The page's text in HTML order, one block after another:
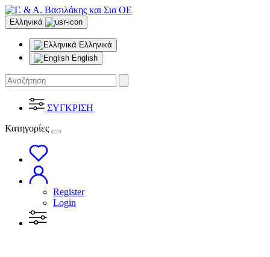
Ελληνικά
Ελληνικά
English
ΣΥΓΚΡΙΣΗ
Κατηγορίες
Register
Login